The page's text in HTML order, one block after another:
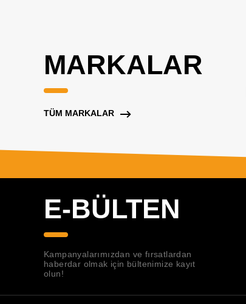
MARKALAR
TÜM MARKALAR
E-BÜLTEN
Kampanyalarımızdan ve fırsatlardan
haberdar olmak için bültenimize kayıt
olun!